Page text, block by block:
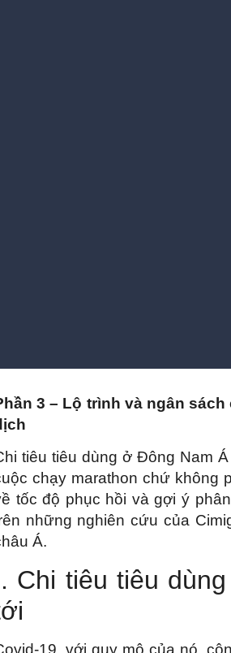
3 – Lộ trình và ngân
tiêu tiêu dùng ở Đông Nam
chạy marathon chứ không
tốc độ phục hồi và gợi ý
những nghiên cứu của
Á.
Chi tiêu tiêu
19, với quy mô của nó,